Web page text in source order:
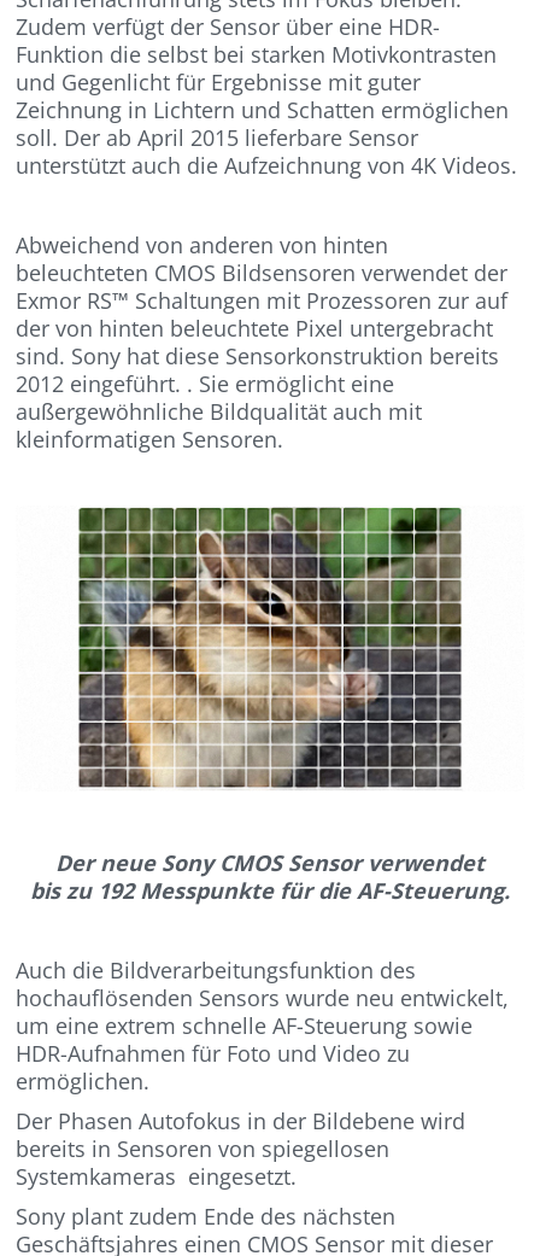
Zudem verfügt der Sensor über eine HDR-
Funktion die selbst bei starken Motivkontrasten
und Gegenlicht für Ergebnisse mit guter
Zeichnung in Lichtern und Schatten ermöglichen
soll. Der ab April 2015 lieferbare Sensor
unterstützt auch die Aufzeichnung von 4K Videos.
Abweichend von anderen von hinten
beleuchteten CMOS Bildsensoren verwendet der
Exmor RS™ Schaltungen mit Prozessoren zur auf
der von hinten beleuchtete Pixel untergebracht
sind. Sony hat diese Sensorkonstruktion bereits
2012 eingeführt. . Sie ermöglicht eine
außergewöhnliche Bildqualität auch mit
kleinformatigen Sensoren.
Der neue Sony CMOS Sensor verwendet
bis zu 192 Messpunkte für die AF-Steuerung.
Auch die Bildverarbeitungsfunktion des
hochauflösenden Sensors wurde neu entwickelt,
um eine extrem schnelle AF-Steuerung sowie
HDR-Aufnahmen für Foto und Video zu
ermöglichen.
Der Phasen Autofokus in der Bildebene wird
bereits in Sensoren von spiegellosen
Systemkameras eingesetzt.
Sony plant zudem Ende des nächsten
Geschäftsjahres einen CMOS Sensor mit dieser